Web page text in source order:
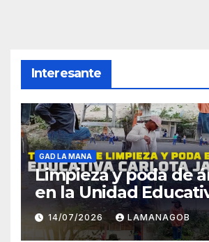
Interesante
GAD LA MANA
Limpieza y poda de
en la Unidad
Carlota Jaramillo
14/07/2026 LAMANAGOB